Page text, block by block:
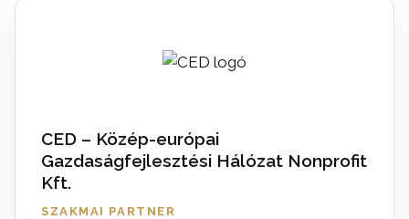
CED – Közép-európai
Gazdaságfejlesztési Hálózat Nonprofit
Kft.
SZAKMAI PARTNER